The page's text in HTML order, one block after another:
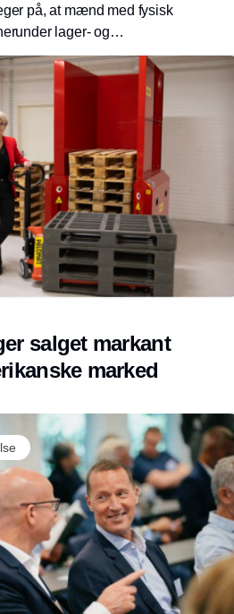
på, at mænd med fysisk
lager- og
i mindre grad bruger deres
ved smerter. Det kan få
arbejdsmiljø,
salget markant
marked